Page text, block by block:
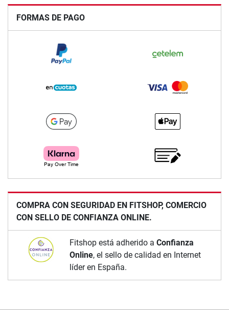
FORMAS DE PAGO
COMPRA CON SEGURIDAD EN FITSHOP, COMERCIO
CON SELLO DE CONFIANZA ONLINE.
Fitshop está adherido a Confianza
Online, el sello de calidad en Internet
líder en España.